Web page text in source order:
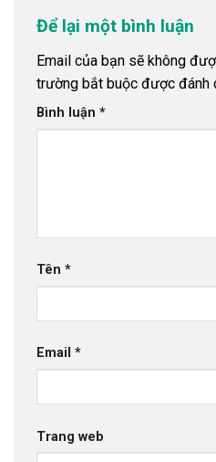
Để lại một bình luận
Email của bạn sẽ không
trường bắt buộc được đánh
Bình luận *
Tên *
Email *
Trang web